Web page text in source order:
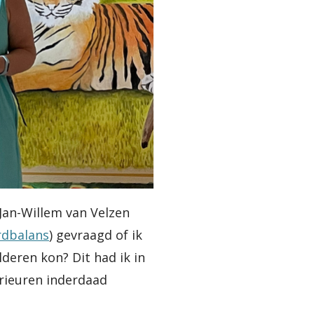
Willem van Velzen
) gevraagd of ik
kon? Dit had ik in
inderdaad